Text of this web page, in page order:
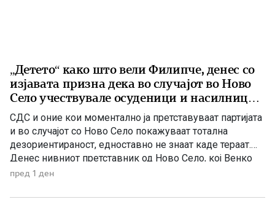
„Детето“ како што вели Филипче, денес со
изјавата призна дека во случајот во Ново
Село учествувале осуденици и насилници,
ова е талогот на Македонија
СДС и оние кои моментално ја претставуваат партијата
и во случајот со Ново Село покажуваат тотална
дезориентираност, едноставно не знаат каде тераат.
Денес нивниот претставник од Ново Село, кој Венко
Филипче го нарекува дете или воопшто учесниците во
ги нарече деца, јавно призна дека е насилник и
пред 1 ден